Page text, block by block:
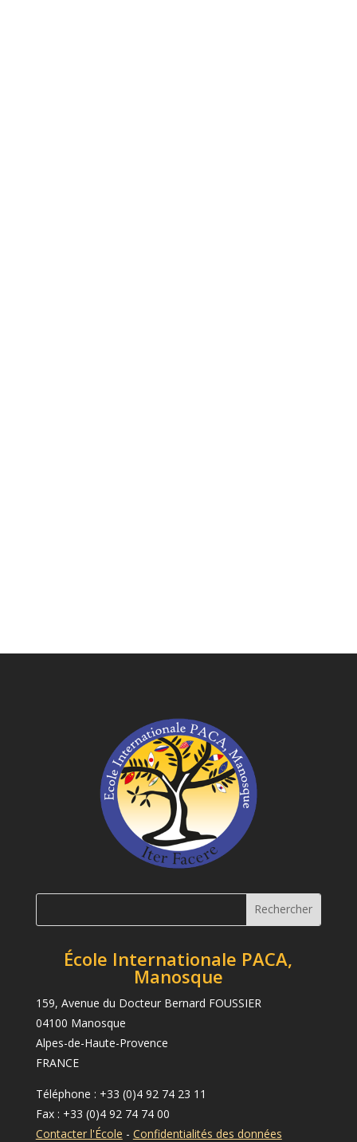
École Internationale PACA,
Manosque
159, Avenue du Docteur Bernard FOUSSIER
04100 Manosque
Alpes-de-Haute-Provence
FRANCE
Téléphone : +33 (0)4 92 74 23 11
Fax : +33 (0)4 92 74 74 00
Contacter l'École - Confidentialités des données